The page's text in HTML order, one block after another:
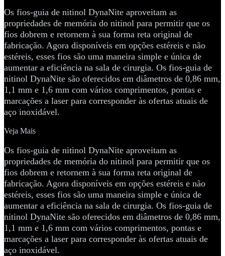
Os fios-guia de nitinol DynaNite aproveitam as
propriedades de memória do nitinol para permitir que os
fios dobrem e retornem à sua forma reta original de
fabricação. Agora disponíveis em opções estéreis e não
estéreis, esses fios são uma maneira simple e única de
aumentar a eficiência na sala de cirurgia. Os fios-guia de
nitinol DynaNite são oferecidos em diâmetros de 0,86 mm,
1,1 mm e 1,6 mm com vários comprimentos, pontas e
marcações a laser para corresponder às ofertas atuais de
aço inoxidável.
Veja Mais
Os fios-guia de nitinol DynaNite aproveitam as
propriedades de memória do nitinol para permitir que os
fios dobrem e retornem à sua forma reta original de
fabricação. Agora disponíveis em opções estéreis e não
estéreis, esses fios são uma maneira simple e única de
aumentar a eficiência na sala de cirurgia. Os fios-guia de
nitinol DynaNite são oferecidos em diâmetros de 0,86 mm,
1,1 mm e 1,6 mm com vários comprimentos, pontas e
marcações a laser para corresponder às ofertas atuais de
aço inoxidável.